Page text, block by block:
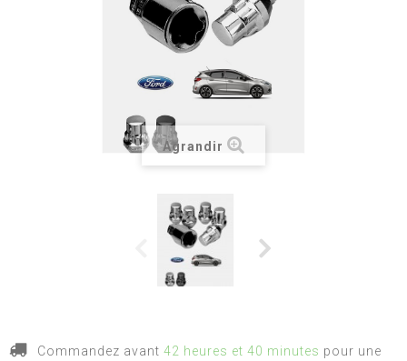
Agrandir
Commandez avant 42 heures et 40 minutes pour une